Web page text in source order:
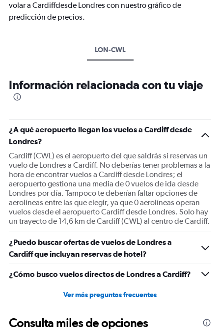
volar a Cardiffdesde Londres con nuestro gráfico de
predicción de precios.
LON-CWL
Información relacionada con tu viaje
¿A qué aeropuerto llegan los vuelos a Cardiff desde
Londres?
Cardiff (CWL) es el aeropuerto del que saldrás si reservas un
vuelo de Londres a Cardiff. No deberías tener problemas a la
hora de encontrar vuelos a Cardiff desde Londres; el
aeropuerto gestiona una media de 0 vuelos de ida desde
Londres por día. Tampoco te deberían faltar opciones de
aerolíneas entre las que elegir, ya que 0 aerolíneas operan
vuelos desde el aeropuerto Cardiff desde Londres. Solo hay
un trayecto de 14,6 km de Cardiff (CWL) al centro de Cardiff.
¿Puedo buscar ofertas de vuelos de Londres a
Cardiff que incluyan reservas de hotel?
¿Cómo busco vuelos directos de Londres a Cardiff?
Ver más preguntas frecuentes
Consulta miles de opciones